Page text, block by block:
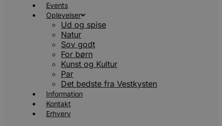
Events
Oplevelser
Ud og spise
Natur
Sov godt
For børn
Kunst og Kultur
Par
Det bedste fra Vestkysten
Information
Kontakt
Erhverv